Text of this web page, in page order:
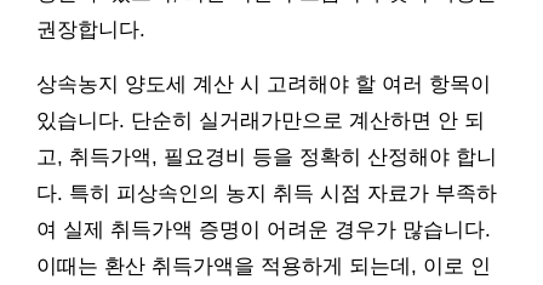
권장합니다.
상속농지 양도세 계산 시 고려해야 할 여러 항목이
있습니다. 단순히 실거래가만으로 계산하면 안 되
고, 취득가액, 필요경비 등을 정확히 산정해야 합니
다. 특히 피상속인의 농지 취득 시점 자료가 부족하
여 실제 취득가액 증명이 어려운 경우가 많습니다.
이때는 환산 취득가액을 적용하게 되는데, 이로 인